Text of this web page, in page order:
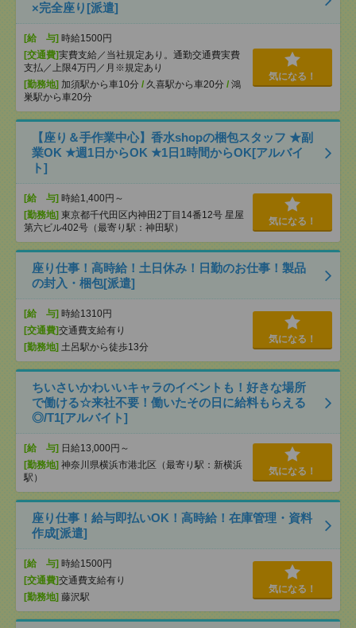
×完全座り[派遣]
[給 与] 時給1500円
[交通費]実費支給／当社規定あり。通勤交通費実費
支払／上限4万円／月※規定あり
[勤務地] 加須駅から車10分 / 久喜駅から車20分 / 鴻
巣駅から車20分
気になる！
【座り＆手作業中心】香水shopの梱包スタッフ ★副
業OK ★週1日からOK ★1日1時間からOK[アルバイ
ト]
[給 与] 時給1,400円～
[勤務地] 東京都千代田区内神田2丁目14番12号 星屋
第六ビル402号（最寄り駅：神田駅）
気になる！
座り仕事！高時給！土日休み！日勤のお仕事！製品
の封入・梱包[派遣]
[給 与] 時給1310円
[交通費]交通費支給有り
[勤務地] 土呂駅から徒歩13分
気になる！
ちいさいかわいいキャラのイベントも！好きな場所
で働ける☆来社不要！働いたその日に給料もらえる
◎/T1[アルバイト]
[給 与] 日給13,000円～
[勤務地] 神奈川県横浜市港北区（最寄り駅：新横浜
駅）
気になる！
座り仕事！給与即払いOK！高時給！在庫管理・資料
作成[派遣]
[給 与] 時給1500円
[交通費]交通費支給有り
[勤務地] 藤沢駅
気になる！